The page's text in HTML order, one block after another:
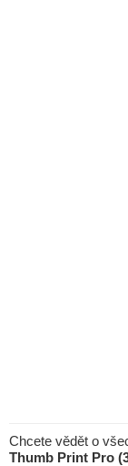
Chcete vědět o
Thumb Print Pro